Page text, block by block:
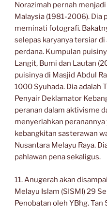
Norazimah pernah
Malaysia (1981-2006). Dia
meminati fotografi.
selepas karyanya tersiar di
perdana. Kumpulan
Langit, Bumi dan Lautan
puisinya di Masjid Abdul
1000 Syuhada. Dia adalah
Penyair Deklamator
peranan dalam aktivisme
menyerlahkan
kebangkitan sasterawan
Nusantara Melayu Raya.
pahlawan pena sekaligus.
11. Anugerah akan
Melayu Islam (SISMI) 29
Penobatan oleh YBhg. Tan